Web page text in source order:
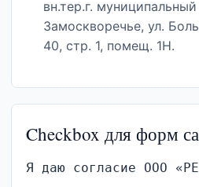
вн.тер.г.
Замоскворечье, ул.
40, стр. 1, помещ. 1Н.
Checkbox для форм
Я даю согласие ООО